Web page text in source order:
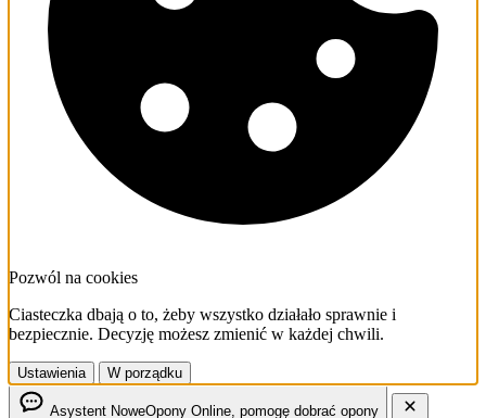
Pozwól na cookies
Ciasteczka dbają o to, żeby wszystko działało sprawnie i
bezpiecznie. Decyzję możesz zmienić w każdej chwili.
Ustawienia W porządku
Asystent NoweOpony Online, pomogę dobrać opony